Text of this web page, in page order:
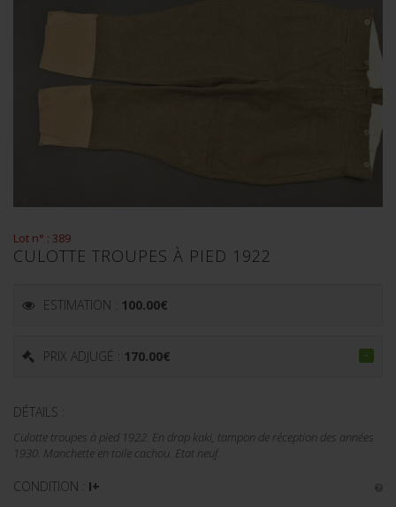
Lot n° : 389
CULOTTE TROUPES À PIED 1922
ESTIMATION : 100.00€
PRIX ADJUGÉ : 170.00€
DÉTAILS :
Culotte troupes à pied 1922. En drap kaki, tampon de réception des années
1930. Manchette en toile cachou. Etat neuf.
CONDITION : I+